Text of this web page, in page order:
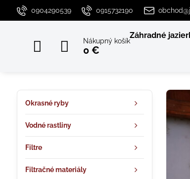
0904290539 0915732190
Nákupný košík
0 €
Záhradné
Okrasné ryby
Vodné rastliny
Filtre
Filtračné materiály